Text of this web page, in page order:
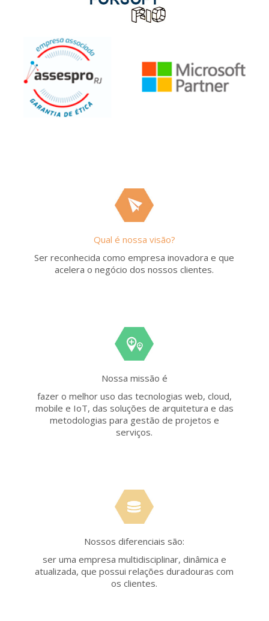
Qual é nossa visão?
Ser reconhecida como empresa inovadora e que
acelera o negócio dos nossos clientes.
Nossa missão é
fazer o melhor uso das tecnologias web, cloud,
mobile e IoT, das soluções de arquitetura e das
metodologias para gestão de projetos e
serviços.
Nossos diferenciais são:
ser uma empresa multidisciplinar, dinâmica e
atualizada, que possui relações duradouras com
os clientes.